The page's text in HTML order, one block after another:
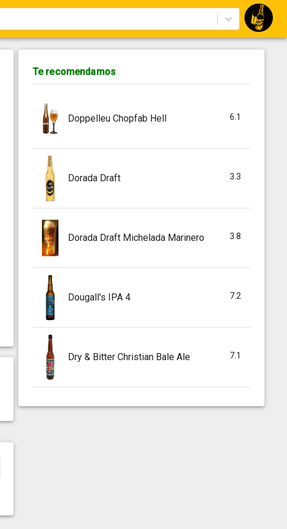
Te recomendamos
Doppelleu Chopfab Hell 6.1
Dorada Draft 3.3
Dorada Draft Michelada Marinero 3.8
Dougall's IPA 4 7.2
Dry & Bitter Christian Bale Ale 7.1